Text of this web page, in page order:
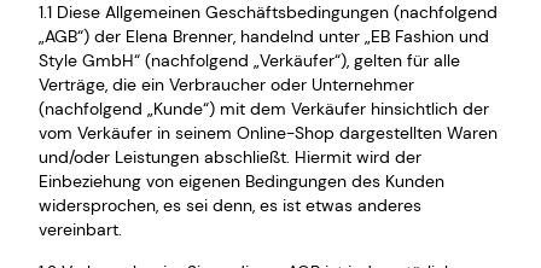
1.1 Diese Allgemeinen Geschäftsbedingungen (nachfolgend
„AGB“) der Elena Brenner, handelnd unter „EB Fashion und
Style GmbH“ (nachfolgend „Verkäufer“), gelten für alle
Verträge, die ein Verbraucher oder Unternehmer
(nachfolgend „Kunde“) mit dem Verkäufer hinsichtlich der
vom Verkäufer in seinem Online-Shop dargestellten Waren
und/oder Leistungen abschließt. Hiermit wird der
Einbeziehung von eigenen Bedingungen des Kunden
widersprochen, es sei denn, es ist etwas anderes
vereinbart.